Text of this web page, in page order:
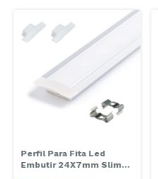
Perfil Para Fita Led
Embutir 24X7mm Slim